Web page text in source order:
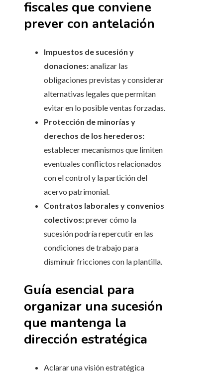
fiscales que conviene
prever con antelación
Impuestos de sucesión y
donaciones:analizar las
obligaciones previstas y considerar
alternativas legales que permitan
evitar en lo posible ventas forzadas.
Protección de minorías y
derechos de los herederos:
establecer mecanismos que limiten
eventuales conflictos relacionados
con el control y la partición del
acervo patrimonial.
Contratos laborales y convenios
colectivos:prever cómo la
sucesión podría repercutir en las
condiciones de trabajo para
disminuir fricciones con la plantilla.
Guía esencial para
organizar una sucesión
que mantenga la
dirección estratégica
Aclarar una visión estratégica